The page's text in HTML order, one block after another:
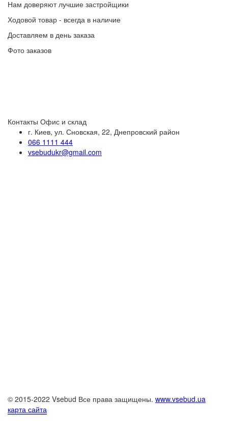
Нам доверяют лучшие застройщики
Ходовой товар - всегда в наличие
Доставляем в день заказа
Фото заказов
Контакты Офис и склад
г. Киев, ул. Сновская, 22, Днепровский район
066 1111 444
vsebudukr@gmail.com
© 2015-2022 Vsebud Все права защищены. www.vsebud.ua
карта сайта